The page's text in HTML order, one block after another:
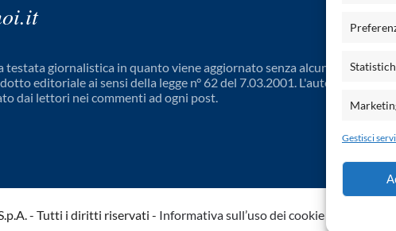
Gestisci
giornalistica in quanto viene aggiornato senza alcuna periodicità.
editoriale ai sensi della legge n° 62 del 7.03.2001. L'autore non è
dai lettori nei commenti ad ogni post.
- Tutti i diritti riservati - Informativa sull’uso dei cookie